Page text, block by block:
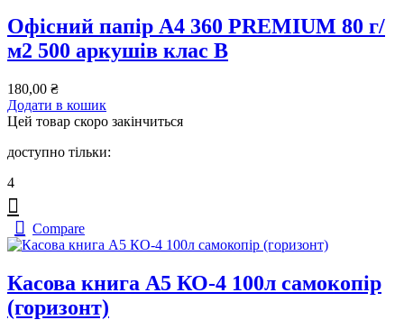
Офісний папір А4 360 PREMIUM 80 г/
м2 500 аркушів клас В
180,00 ₴
Додати в кошик
Цей товар скоро закінчиться
доступно тільки:
4
Compare
Касова книга А5 КО-4 100л самокопір
(горизонт)